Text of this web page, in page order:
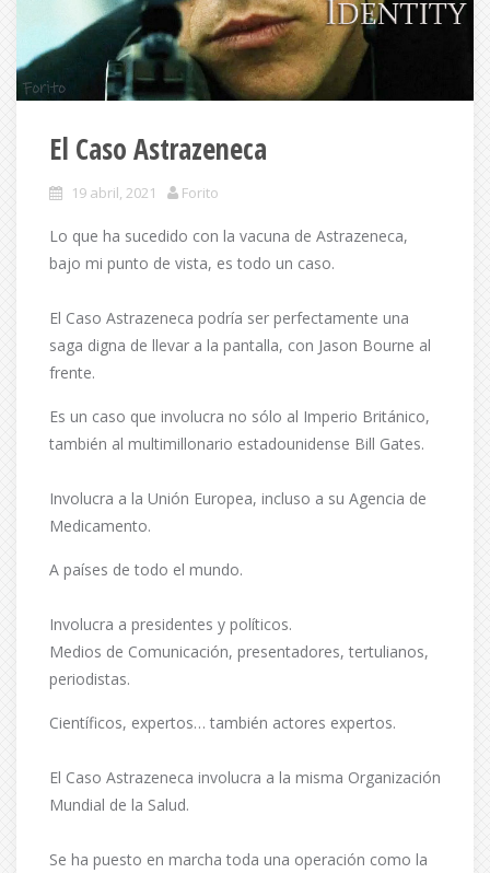
El Caso Astrazeneca
19 abril, 2021 Forito
Lo que ha sucedido con la vacuna de Astrazeneca,
bajo mi punto de vista, es todo un caso.
El Caso Astrazeneca podría ser perfectamente una
saga digna de llevar a la pantalla, con Jason Bourne al
frente.
Es un caso que involucra no sólo al Imperio Británico,
también al multimillonario estadounidense Bill Gates.
Involucra a la Unión Europea, incluso a su Agencia de
Medicamento.
A países de todo el mundo.
Involucra a presidentes y políticos.
Medios de Comunicación, presentadores, tertulianos,
periodistas.
Científicos, expertos… también actores expertos.
El Caso Astrazeneca involucra a la misma Organización
Mundial de la Salud.
Se ha puesto en marcha toda una operación como la